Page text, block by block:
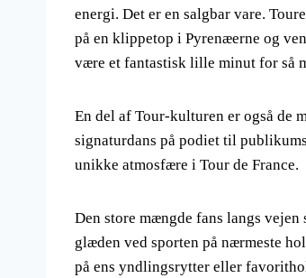
energi. Det er en salgbar vare.
på en klippetop i Pyrenæerne og
være et fantastisk lille minut for så
En del af Tour-kulturen er også de
signaturdans på podiet til
unikke atmosfære i Tour de France.
Den store mængde fans langs
glæden ved sporten på nærmeste
på ens yndlingsrytter eller